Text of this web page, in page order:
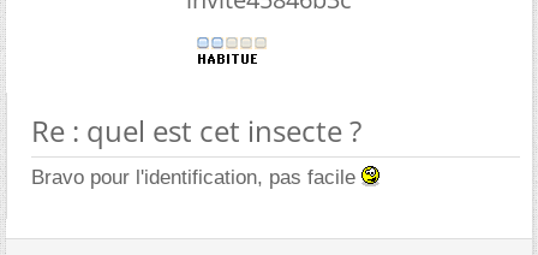
Re : quel est cet insecte ?
Bravo pour l'identification, pas facile